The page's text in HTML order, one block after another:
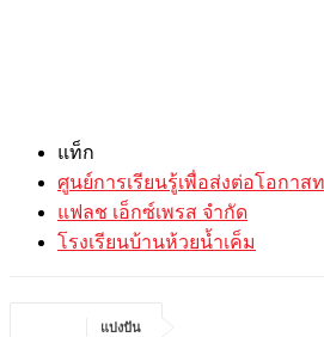
แท็ก
ศูนย์การเรียนรู้เพื่อส่งต่อโอกาส
แฟลช เอ็กซ์เพรส จำกัด
โรงเรียนบ้านห้วยน้ำเค็ม
แบ่งปัน